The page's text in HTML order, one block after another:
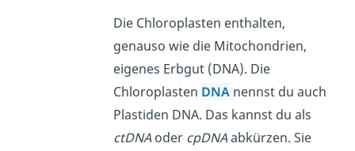
Die Chloroplasten enthalten,
genauso wie die Mitochondrien,
eigenes Erbgut (DNA). Die
Chloroplasten DNA nennst du auch
Plastiden DNA. Das kannst du als
ctDNAoder cpDNAabkürzen. Sie